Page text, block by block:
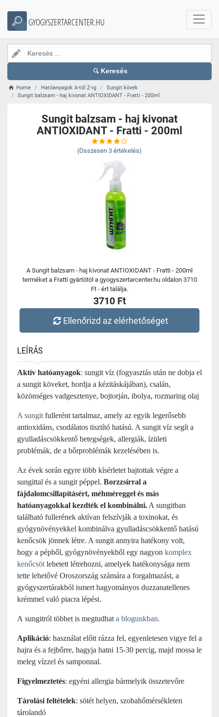
GYOGYSZERTARCENTER.HU
Keresés
Home Hatóanyagok A-tól Z-ig
Sungit kövek
Sungit balzsam - haj kivonat ANTIOXIDANT - Fratti - 200ml
Sungit balzsam - haj kivonat
ANTIOXIDANT - Fratti - 200ml
(Összesen 3 értékelés)
A Sungit balzsam - haj kivonat ANTIOXIDANT - Fratti - 200ml
terméket a Fratti gyártótól a gyogyszertarcenter.hu oldalon 3710
Ft - ért találja.
3710 Ft
Ellenőrizd az elérhetőséget
LEÍRÁS
Aktív hatóanyagok: sungit víz (fogyasztás után ne dobja el
a sungit köveket, hordja a kézitáskájában), csalán,
közönséges vadgesztenye, bojtorján, ibolya, rozmaring olaj
A sungit fullerént tartalmaz, amely az egyik legerősebb
antioxidáns, csodálatos tisztító hatású. A sungit víz segít a
gyulladáscsökkentő betegségek, allergiák, ízületi
problémák, de a bőrproblémák kezelésében is.
Az évek során egyre több kísérletet hajtottak végre a
sungittal és a sungit péppel. Borzzsírral a
fájdalomcsillapításért, méhméreggel és más
hatóanyagokkal kezdték el kombinálni. A sungitban
található fullerének aktívan felszívják a toxinokat, és
gyógynövényekkel kombinálva gyulladáscsökkentő hatású
kenőcsök jönnek létre. A sungit annyira hatékony volt,
hogy a pépből, gyógynövényekből egy nagyon komplex
kenőcsöt lehetett létrehozni, amelyek hatékonysága nem
tette lehetővé Oroszország számára a forgalmazást, a
gyógyszertárakból ismert hagyományos duzzanatellenes
krémmel való piacra lépést.
A sungitról többet is megtudhat a blogunkban.
Aplikáció: használat előtt rázza fel, egyenletesen vigye fel a
hajra és a fejbőrre, hagyja hatni 15-30 percig, majd mossa le
meleg vízzel és samponnal.
Figyelmeztetés: egyéni allergia bármelyik összetevőre
Tárolási feltételek: sötét helyen, szobahőmérsékleten
tárolandó